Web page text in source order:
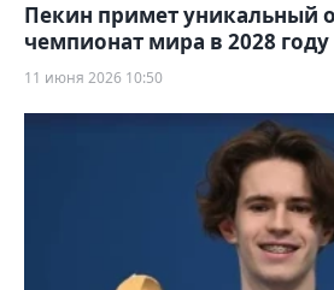
Пекин примет уникальный
чемпионат мира в 2028 году
11 июня 2026 10:50